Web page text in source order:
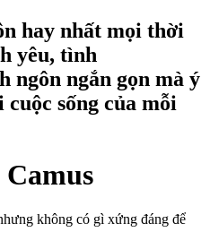
hay nhất mọi thời
yêu, tình
ngôn ngắn gọn mà ý
cuộc sống của mỗi
không có gì xứng đáng để